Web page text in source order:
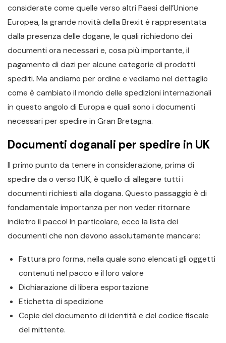
considerate come quelle verso altri Paesi dell’Unione
Europea, la grande novità della Brexit è rappresentata
dalla presenza delle dogane, le quali richiedono dei
documenti ora necessari e, cosa più importante, il
pagamento di dazi per alcune categorie di prodotti
spediti. Ma andiamo per ordine e vediamo nel dettaglio
come è cambiato il mondo delle spedizioni internazionali
in questo angolo di Europa e quali sono i documenti
necessari per spedire in Gran Bretagna.
Documenti doganali per spedire in UK
Il primo punto da tenere in considerazione, prima di
spedire da o verso l’UK, è quello di allegare tutti i
documenti richiesti alla dogana. Questo passaggio è di
fondamentale importanza per non veder ritornare
indietro il pacco! In particolare, ecco la lista dei
documenti che non devono assolutamente mancare:
Fattura pro forma, nella quale sono elencati gli oggetti
contenuti nel pacco e il loro valore
Dichiarazione di libera esportazione
Etichetta di spedizione
Copie del documento di identità e del codice fiscale
del mittente.